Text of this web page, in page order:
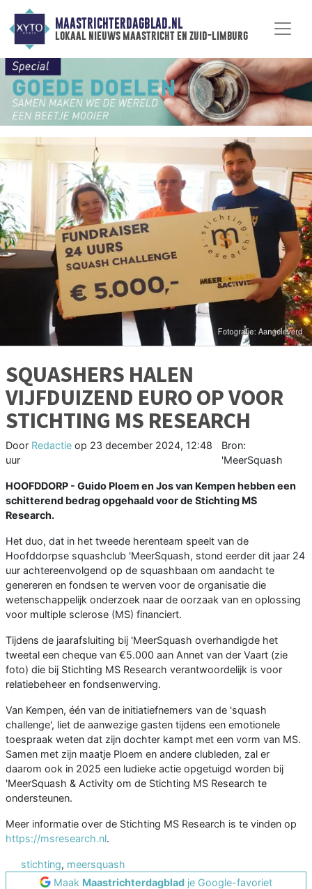
MAASTRICHTERDAGBLAD.NL
lokaal nieuws maastricht en zuid-limburg
SQUASHERS HALEN
VIJFDUIZEND EURO OP VOOR
STICHTING MS RESEARCH
Door Redactie op 23 december 2024, 12:48
uur
Bron:
'MeerSquash
HOOFDDORP - Guido Ploem en Jos van Kempen hebben een
schitterend bedrag opgehaald voor de Stichting MS
Research.
Het duo, dat in het tweede herenteam speelt van de
Hoofddorpse squashclub 'MeerSquash, stond eerder dit jaar 24
uur achtereenvolgend op de squashbaan om aandacht te
genereren en fondsen te werven voor de organisatie die
wetenschappelijk onderzoek naar de oorzaak van en oplossing
voor multiple sclerose (MS) financiert.
Tijdens de jaarafsluiting bij 'MeerSquash overhandigde het
tweetal een cheque van €5.000 aan Annet van der Vaart (zie
foto) die bij Stichting MS Research verantwoordelijk is voor
relatiebeheer en fondsenwerving.
Van Kempen, één van de initiatiefnemers van de 'squash
challenge', liet de aanwezige gasten tijdens een emotionele
toespraak weten dat zijn dochter kampt met een vorm van MS.
Samen met zijn maatje Ploem en andere clubleden, zal er
daarom ook in 2025 een ludieke actie opgetuigd worden bij
'MeerSquash & Activity om de Stichting MS Research te
ondersteunen.
Meer informatie over de Stichting MS Research is te vinden op
https://msresearch.nl.
stichting, meersquash
Maak Maastrichterdagblad je Google-favoriet